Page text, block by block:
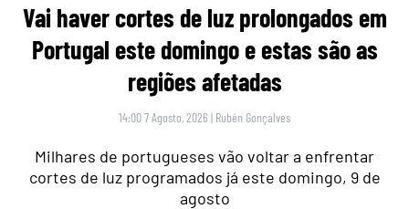
Vai haver cortes de luz prolongados em
Portugal este domingo e estas são as
regiões afetadas
14:00 7 Agosto, 2026 | Rubén Gonçalves
Milhares de portugueses vão voltar a enfrentar
cortes de luz programados já este domingo, 9 de
agosto